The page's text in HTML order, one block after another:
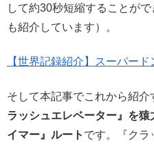
して約30秒短縮することが
も紹介しています）。
【世界記録紹介】スーパー
そして本記事でこれから紹
ラッシュエレベーター』を
イマー』ルート です。『クラ